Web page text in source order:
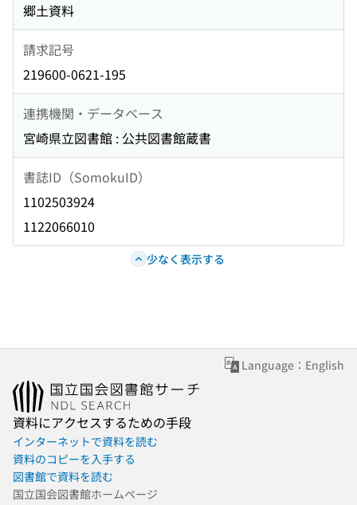
郷土資料
請求記号
219600-0621-195
連携機関・データベース
宮崎県立図書館 : 公共図書館蔵書
書誌ID（SomokuID）
1102503924
1122066010
少なく表示する
Language：English
資料にアクセスするための手段
インターネットで資料を読む
資料のコピーを入手する
図書館で資料を読む
国立国会図書館ホームページ